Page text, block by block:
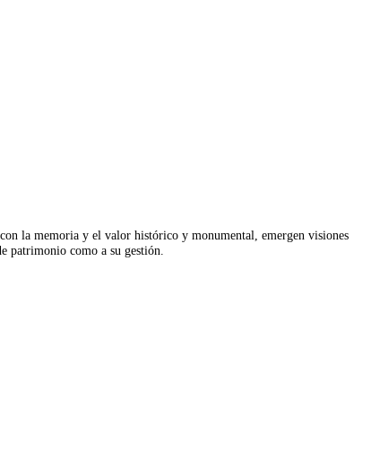
la memoria y el valor histórico y monumental, emergen visiones
patrimonio como a su gestión.